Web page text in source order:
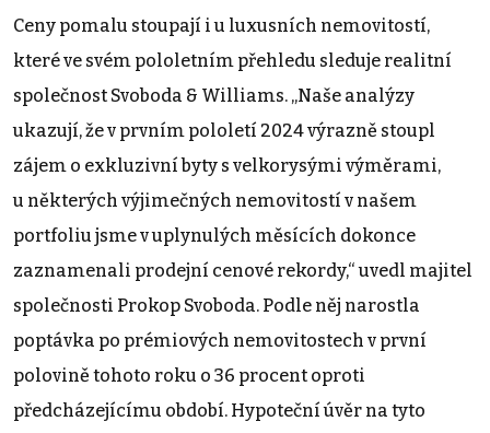
Ceny pomalu stoupají i u luxusních nemovitostí,
které ve svém pololetním přehledu sleduje realitní
společnost Svoboda & Williams. „Naše analýzy
ukazují, že v prvním pololetí 2024 výrazně stoupl
zájem o exkluzivní byty s velkorysými výměrami,
u některých výjimečných nemovitostí v našem
portfoliu jsme v uplynulých měsících dokonce
zaznamenali prodejní cenové rekordy,“ uvedl majitel
společnosti Prokop Svoboda. Podle něj narostla
poptávka po prémiových nemovitostech v první
polovině tohoto roku o 36 procent oproti
předcházejícímu období. Hypoteční úvěr na tyto